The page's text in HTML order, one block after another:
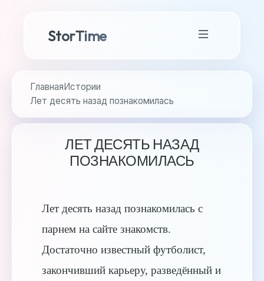
StorTime
ГлавнаяИстории
Лет десять назад познакомилась
ЛЕТ ДЕСЯТЬ НАЗАД
ПОЗНАКОМИЛАСЬ
Лет десять назад познакомилась с
парнем на сайте знакомств.
Достаточно известный футболист,
закончивший карьеру, разведённый и